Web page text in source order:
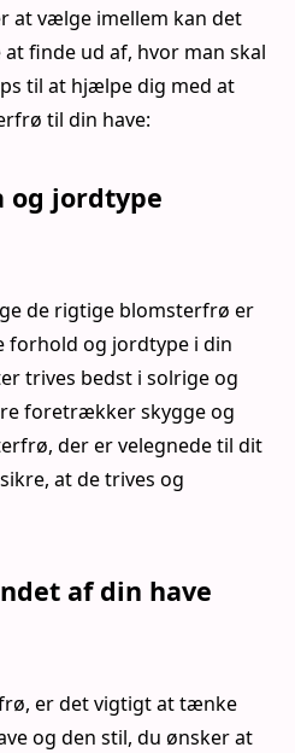
at vælge imellem kan det
finde ud af, hvor man skal
til at hjælpe dig med at
til din have:
og jordtype
de rigtige blomsterfrø er
forhold og jordtype i din
trives bedst i solrige og
foretrækker skygge og
der er velegnede til dit
at de trives og
af din have
er det vigtigt at tænke
og den stil, du ønsker at